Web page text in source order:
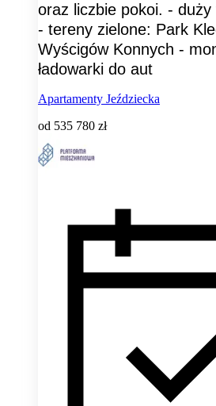
oraz liczbie pokoi. -
- tereny zielone: Park
Wyścigów Konnych -
ładowarki do aut
Apartamenty Jeździecka
od 535 780 zł